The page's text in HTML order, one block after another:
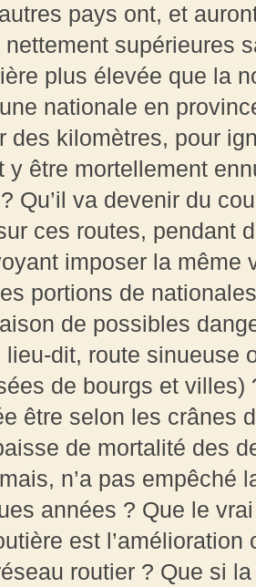
pays ont, et
supérieures
plus élevée que la
nationale en
des kilomètres, pour
y être mortellement
Qu’il va devenir du
ces routes, pendant
imposer la même
portions de
de possibles
lieu-dit, route sinueuse
de bourgs et
être selon les crânes
de mortalité des
n’a pas empêché
années ? Que le
est
routier ? Que si